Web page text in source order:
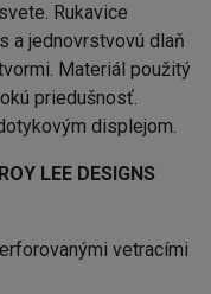
Rukavice
a jednovrstvovú dlaň
Materiál použitý
priedušnosť.
displejom.
LEE DESIGNS
vetracími